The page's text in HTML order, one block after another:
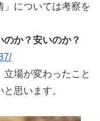
」については考察を
か？安いのか？
場が変わったこと
思います。